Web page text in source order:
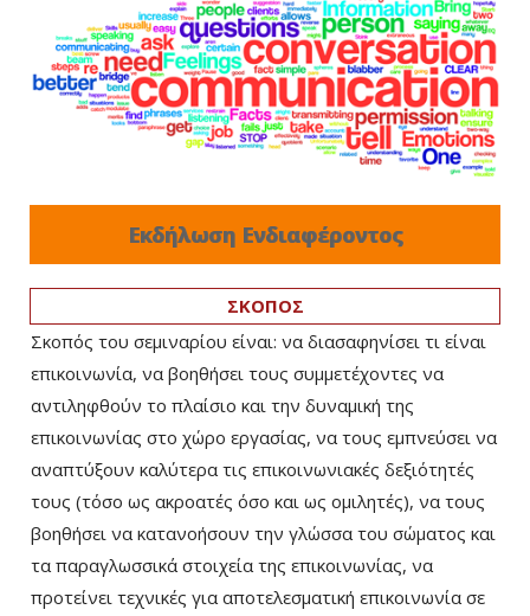
Εκδήλωση Ενδιαφέροντος
ΣΚΟΠΟΣ
Σκοπός του σεμιναρίου είναι: να διασαφηνίσει τι είναι
επικοινωνία, να βοηθήσει τους συμμετέχοντες να
αντιληφθούν το πλαίσιο και την δυναμική της
επικοινωνίας στο χώρο εργασίας, να τους εμπνεύσει να
αναπτύξουν καλύτερα τις επικοινωνιακές δεξιότητές
τους (τόσο ως ακροατές όσο και ως ομιλητές), να τους
βοηθήσει να κατανοήσουν την γλώσσα του σώματος και
τα παραγλωσσικά στοιχεία της επικοινωνίας, να
προτείνει τεχνικές για αποτελεσματική επικοινωνία σε